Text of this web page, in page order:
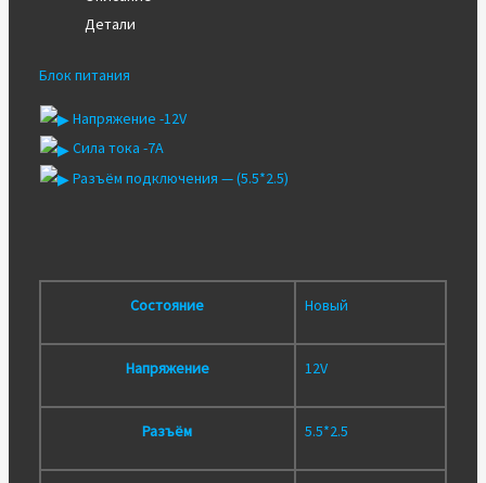
(5.5*2.5)
Детали
Блок питания
Напряжение -12V
Сила тока -7A
Разъём подключения — (5.5*2.5)
Состояние Новый
Напряжение 12V
Разъём 5.5*2.5